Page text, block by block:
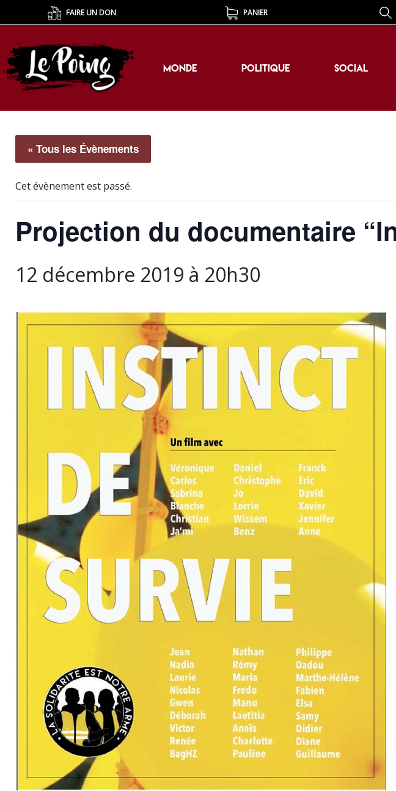
FAIRE UN DON PANIER
MONDE POLITIQUE SOCIAL
MONDE POLITIQUE SOCIAL
« Tous les Évènements
Cet évènement est passé.
Projection du documentaire
12 décembre 2019 à 20h30